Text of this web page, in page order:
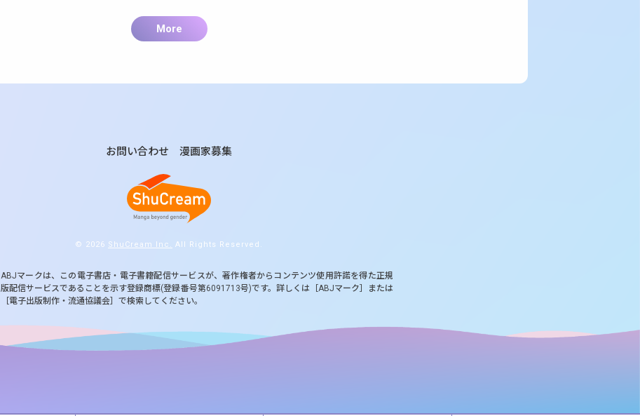
More
お問い合わせ 漫画家募集
© 2026 ShuCream Inc. All Rights Reserved.
ABJマークは、この電子書店・電子書籍配信サービスが、著作権者からコンテンツ使用許諾を得た正規
版配信サービスであることを示す登録商標(登録番号第6091713号)です。詳しくは［ABJマーク］または
［電子出版制作・流通協議会］で検索してください。